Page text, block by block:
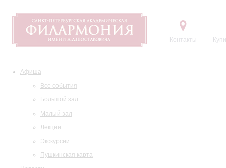
Контакты
Афиша
Все события
Большой зал
Малый зал
Лекции
Экскурсии
Пушкинская карта